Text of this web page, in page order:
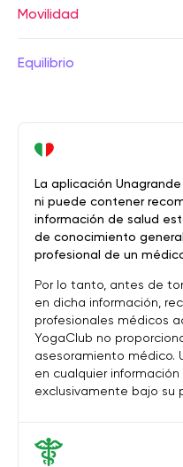
Movilidad
Equilibrio
La aplicación
ni puede contener
información de salud
de conocimiento
profesional de un
Por lo tanto, antes de
en dicha información,
profesionales médicos
YogaClub no
asesoramiento médico.
en cualquier
exclusivamente bajo su